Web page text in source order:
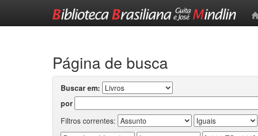
Página de busca
Buscar em:
por
Filtros correntes: